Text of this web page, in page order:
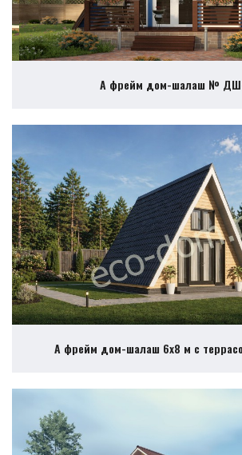
А фрейм дом-шалаш №
А фрейм дом-шалаш 6х8 м с